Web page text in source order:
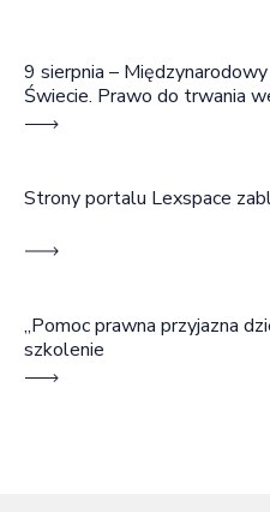
9 sierpnia –
Świecie. Prawo do trwania
wspólnocie
Strony portalu Lexspace
„Pomoc prawna przyjazna
szkolenie